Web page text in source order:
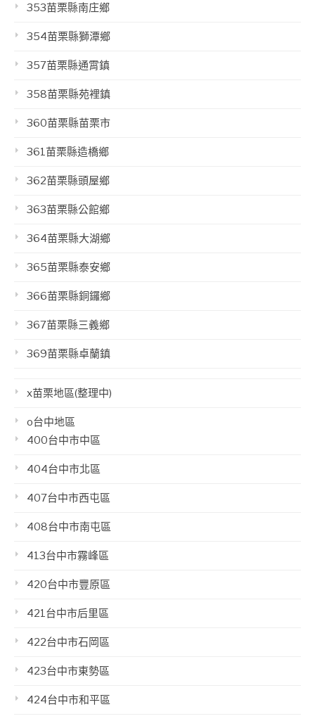
353苗栗縣南庄鄉
354苗栗縣獅潭鄉
357苗栗縣通霄鎮
358苗栗縣苑裡鎮
360苗栗縣苗栗市
361苗栗縣造橋鄉
362苗栗縣頭屋鄉
363苗栗縣公館鄉
364苗栗縣大湖鄉
365苗栗縣泰安鄉
366苗栗縣銅鑼鄉
367苗栗縣三義鄉
369苗栗縣卓蘭鎮
x苗栗地區(整理中)
o台中地區
400台中市中區
404台中市北區
407台中市西屯區
408台中市南屯區
413台中市霧峰區
420台中市豐原區
421台中市后里區
422台中市石岡區
423台中市東勢區
424台中市和平區